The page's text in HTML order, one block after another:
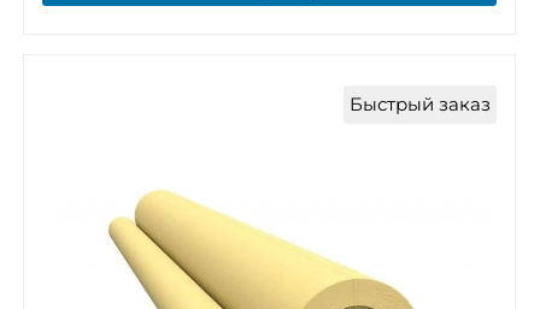
Быстрый заказ